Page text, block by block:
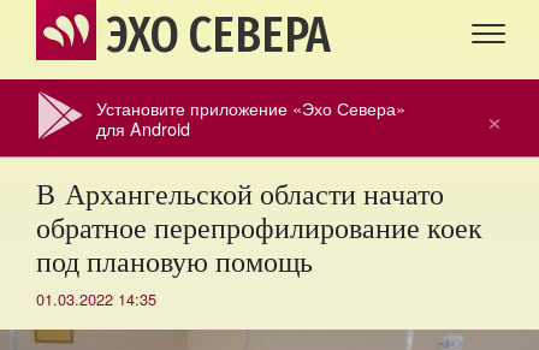
ЭХО СЕВЕРА
×
Установите приложение «Эхо Севера»
для Android
В Архангельской области начато
обратное перепрофилирование коек
под плановую помощь
01.03.2022 14:35